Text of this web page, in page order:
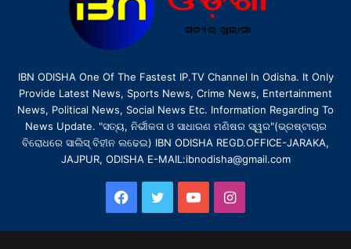
IBN ODISHA One Of The Fastest IP.TV Channel In Odisha. It Only
Provide Latest News, Sports News, Crime News, Entertainment
News, Political News, Social News Etc. Information Regarding To
News Update. "ସତ୍ୟ, ନିର୍ଭୀକତା ଓ ସାଧାରଣ ମଣିଷର ସ୍ୱର"(ଭ୍ରଷ୍ଟାଚାର
ବିରୋଧରେ ସାଲିସ୍ ବିହୀନ ଲଢେଇ) IBN ODISHA REGD.OFFICE-JARAKA,
JAJPUR, ODISHA E-MAIL:ibnodisha@gmail.com
Facebook
TwitterYouTubeInstagram